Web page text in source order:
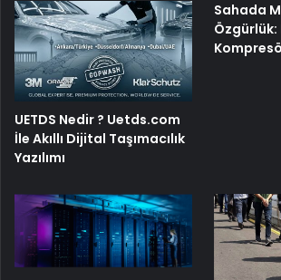
UETDS Nedir ? Uetds.com
İle Akıllı Dijital Taşımacılık
Yazılımı
Sahada
Özgürlük: